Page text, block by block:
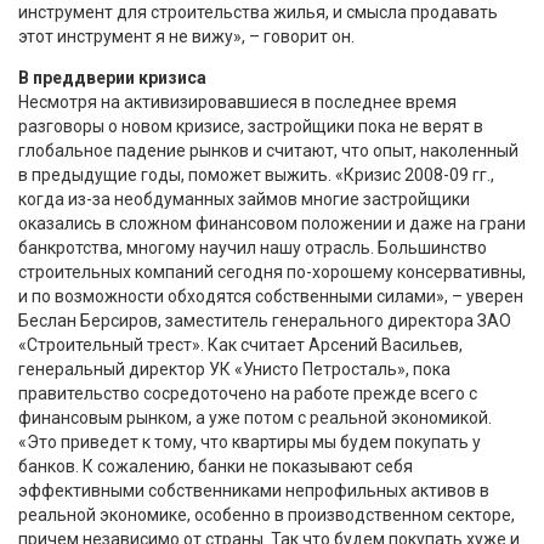
инструмент для строительства жилья, и смысла продавать
этот инструмент я не вижу», – говорит он.
В преддверии кризиса
Несмотря на активизировавшиеся в последнее время
разговоры о новом кризисе, застройщики пока не верят в
глобальное падение рынков и считают, что опыт, наколенный
в предыдущие годы, поможет выжить. «Кризис 2008-09 гг.,
когда из-за необдуманных займов многие застройщики
оказались в сложном финансовом положении и даже на грани
банкротства, многому научил нашу отрасль. Большинство
строительных компаний сегодня по-хорошему консервативны,
и по возможности обходятся собственными силами», – уверен
Беслан Берсиров, заместитель генерального директора ЗАО
«Строительный трест». Как считает Арсений Васильев,
генеральный директор УК «Унисто Петросталь», пока
правительство сосредоточено на работе прежде всего с
финансовым рынком, а уже потом с реальной экономикой.
«Это приведет к тому, что квартиры мы будем покупать у
банков. К сожалению, банки не показывают себя
эффективными собственниками непрофильных активов в
реальной экономике, особенно в производственном секторе,
причем независимо от страны. Так что будем покупать хуже и